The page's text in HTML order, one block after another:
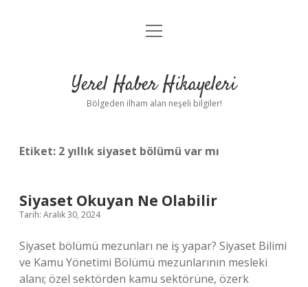
Anasayfa
Yasal Uyarı
menüyü
Yerel Haber Hikayeleri
Bölgeden ilham alan neşeli bilgiler!
Etiket: 2 yıllık siyaset bölümü var mı
Siyaset Okuyan Ne Olabilir
Tarih: Aralık 30, 2024
Siyaset bölümü mezunları ne iş yapar? Siyaset Bilimi
ve Kamu Yönetimi Bölümü mezunlarının mesleki
alanı; özel sektörden kamu sektörüne, özerk